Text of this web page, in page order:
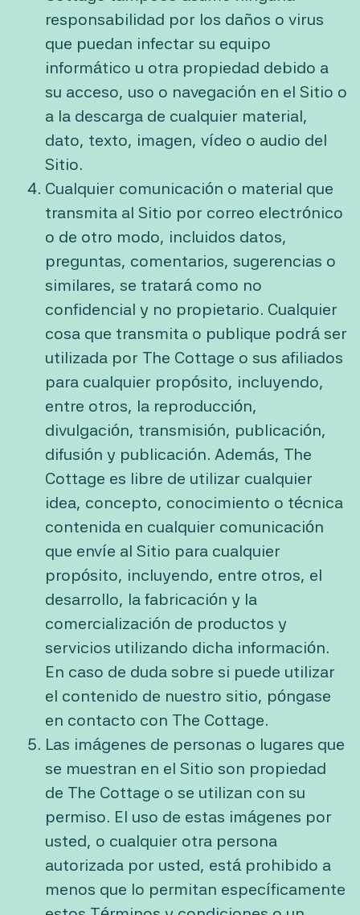
responsabilidad por los daños o virus
que puedan infectar su equipo
informático u otra propiedad debido a
su acceso, uso o navegación en el Sitio o
a la descarga de cualquier material,
dato, texto, imagen, vídeo o audio del
Sitio.
Cualquier comunicación o material que
transmita al Sitio por correo electrónico
o de otro modo, incluidos datos,
preguntas, comentarios, sugerencias o
similares, se tratará como no
confidencial y no propietario. Cualquier
cosa que transmita o publique podrá ser
utilizada por The Cottage o sus afiliados
para cualquier propósito, incluyendo,
entre otros, la reproducción,
divulgación, transmisión, publicación,
difusión y publicación. Además, The
Cottage es libre de utilizar cualquier
idea, concepto, conocimiento o técnica
contenida en cualquier comunicación
que envíe al Sitio para cualquier
propósito, incluyendo, entre otros, el
desarrollo, la fabricación y la
comercialización de productos y
servicios utilizando dicha información.
En caso de duda sobre si puede utilizar
el contenido de nuestro sitio, póngase
en contacto con The Cottage.
Las imágenes de personas o lugares que
se muestran en el Sitio son propiedad
de The Cottage o se utilizan con su
permiso. El uso de estas imágenes por
usted, o cualquier otra persona
autorizada por usted, está prohibido a
menos que lo permitan específicamente